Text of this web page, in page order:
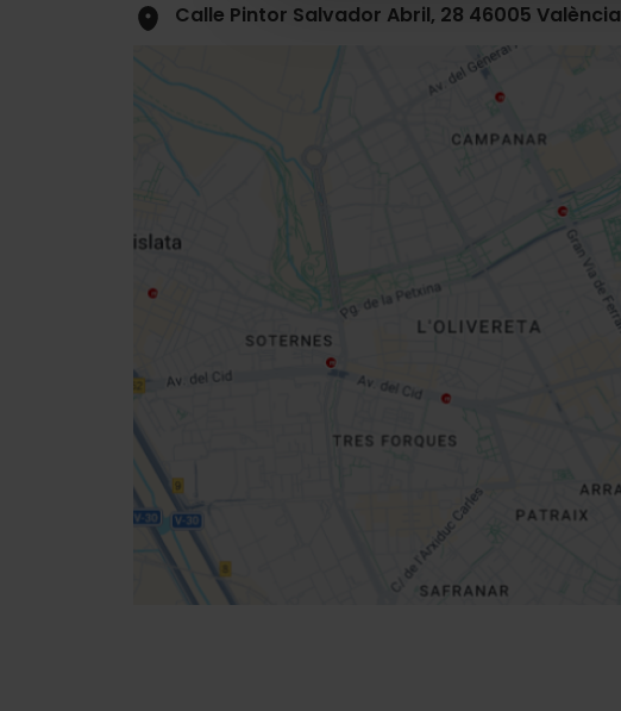
Calle Pintor Salvador Abril, 28 46005 València
Cómo llegar
sidebar